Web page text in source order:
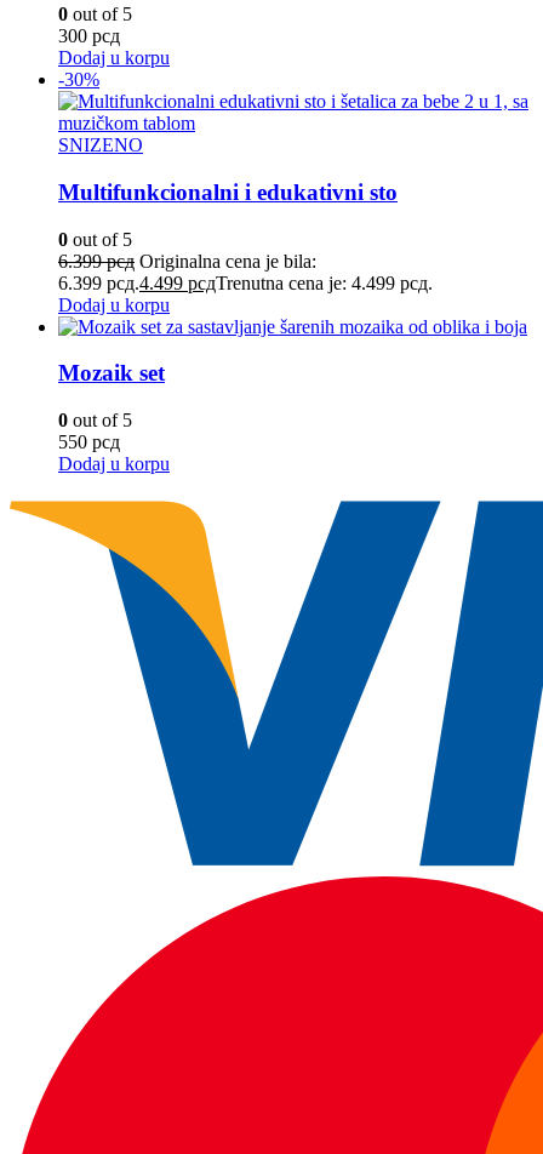
0 out of 5
300 рсд
Dodaj u korpu
-30%
SNIZENO
Multifunkcionalni i edukativni sto
0 out of 5
6.399рсд Originalna cena je bila:
6.399 рсд.4.499 рсдTrenutna cena je: 4.499 рсд.
Dodaj u korpu
Mozaik set
0 out of 5
550 рсд
Dodaj u korpu